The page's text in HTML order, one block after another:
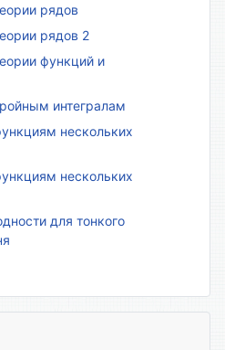
рядов
рядов 2
функций и
интегралам
нескольких
нескольких
для тонкого